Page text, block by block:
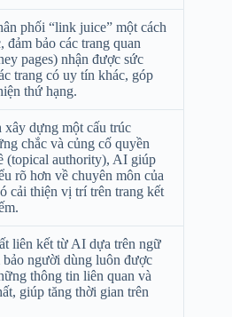
phối “link juice” một cách
đảm bảo các trang quan
pages) nhận được sức
trang có uy tín khác, góp
thứ hạng.
xây dựng một cấu trúc
chắc và củng cố quyền
(topical authority), AI giúp
rõ hơn về chuyên môn của
cải thiện vị trí trên trang kết
liên kết từ AI dựa trên ngữ
bảo người dùng luôn được
thông tin liên quan và
giúp tăng thời gian trên